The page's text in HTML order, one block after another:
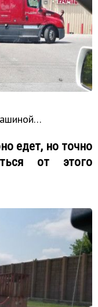
едет, но точно
от этого